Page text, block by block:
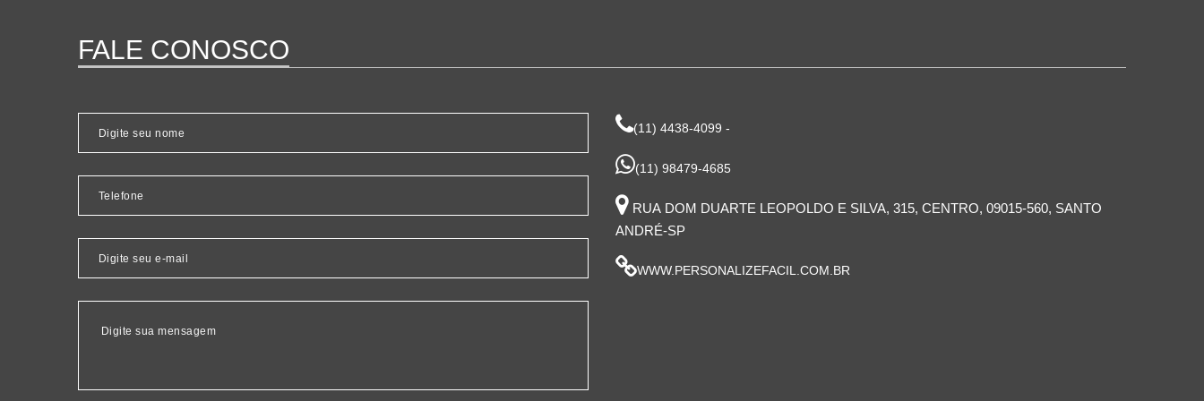
FALE CONOSCO
(16) 3983-1530 - (11) 4438-4099 -
(11) 98479-4685
RUA DOM DUARTE LEOPOLDO E SILVA, 315, CENTRO, 09015-560, SANTO
ANDRÉ-SP
WWW.PERSONALIZEFACIL.COM.BR